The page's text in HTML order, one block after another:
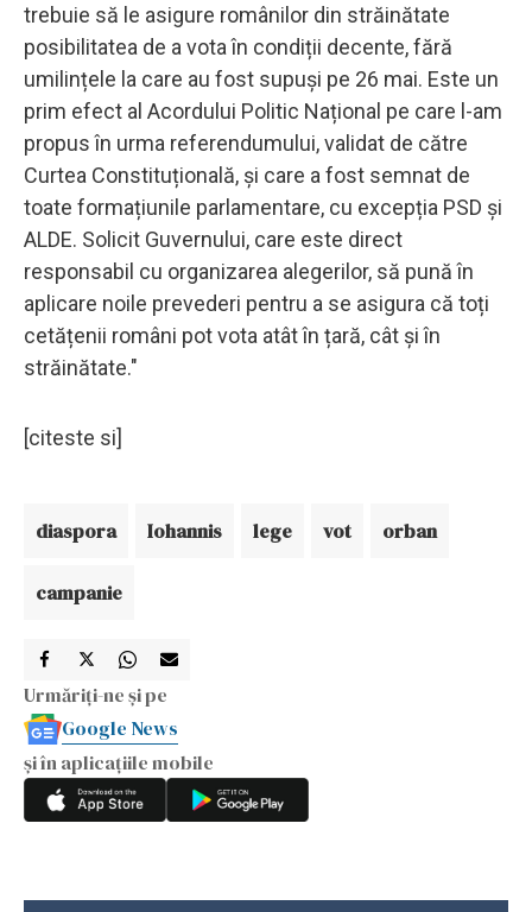
trebuie să le asigure românilor din străinătate
posibilitatea de a vota în condiții decente, fără
umilințele la care au fost supuși pe 26 mai. Este un
prim efect al Acordului Politic Național pe care l-am
propus în urma referendumului, validat de către
Curtea Constituțională, și care a fost semnat de
toate formațiunile parlamentare, cu excepția PSD și
ALDE. Solicit Guvernului, care este direct
responsabil cu organizarea alegerilor, să pună în
aplicare noile prevederi pentru a se asigura că toți
cetățenii români pot vota atât în țară, cât și în
străinătate."
[citeste si]
diaspora Iohannis lege vot orban
campanie
Urmăriți-ne și pe
Google News
și în aplicațiile mobile